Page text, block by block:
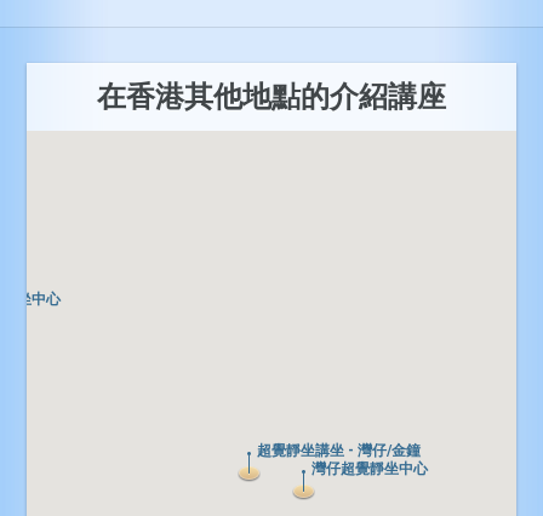
在香港其他地點的介紹講座
坐中心
超覺靜坐講坐 - 灣仔/金鐘
灣仔超覺靜坐中心
坐中心
超覺靜坐講坐 - 灣仔/金鐘
灣仔超覺靜坐中心